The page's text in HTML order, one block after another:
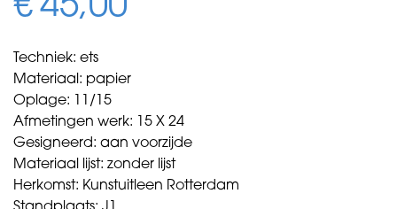
Techniek: ets
Materiaal: papier
Oplage: 11/15
Afmetingen werk: 15 X 24
Gesigneerd: aan voorzijde
Materiaal lijst: zonder lijst
Herkomst: Kunstuitleen Rotterdam